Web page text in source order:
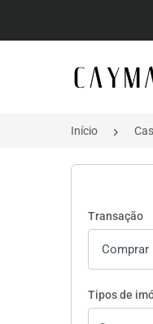
Página
Início
Transação
Tipos de